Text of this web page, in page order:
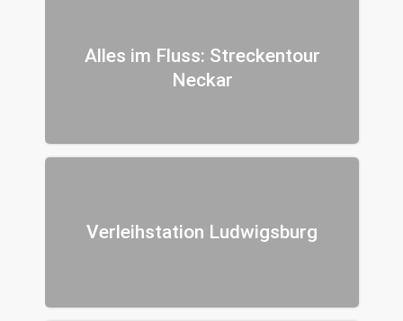
Alles im Fluss: Streckentour
Neckar
Verleihstation Ludwigsburg